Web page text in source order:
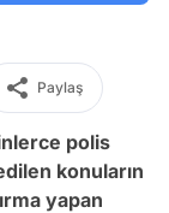
Paylaş
polis
konuların
yapan